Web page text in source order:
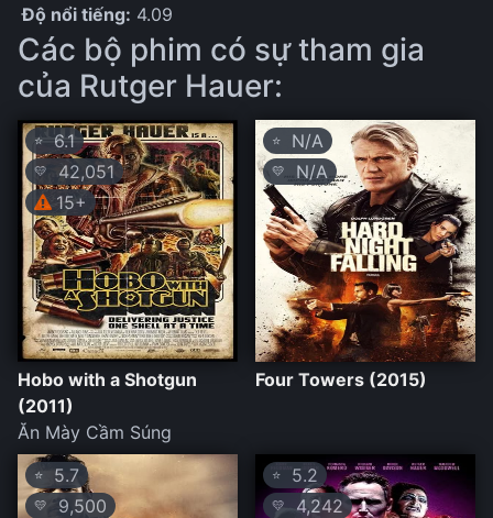
Độ nổi tiếng: 4.09
Các bộ phim có sự tham gia
của Rutger Hauer:
⭐ 6.1
💛
42,051
15+
Hobo with a Shotgun
(2011)
Ăn Mày Cầm Súng
⭐ N/A
💛 N/A
Four Towers (2015)
⭐ 5.7
💛 9,500
⭐ 5.2
💛4,242